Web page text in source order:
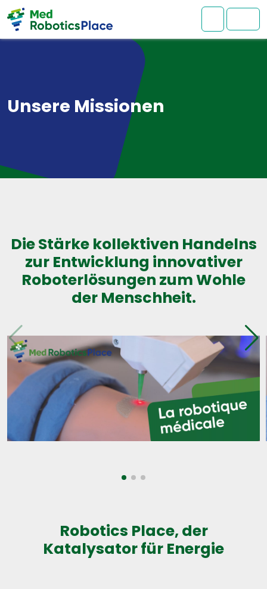
Weiter zum Inhalt
Zum Footer springen
Unsere Missionen
Die Stärke kollektiven Handelns
zur Entwicklung innovativer
Roboterlösungen zum Wohle
der Menschheit.
Robotics Place, der
Katalysator für Energie